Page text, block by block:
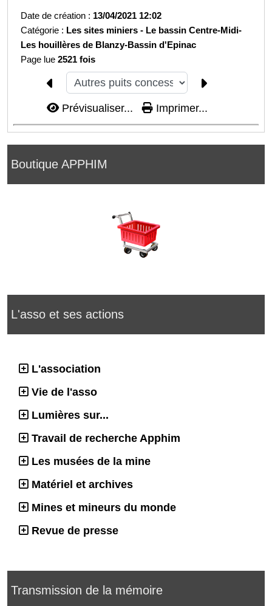
Boutique APPHIM
L'asso et ses actions
L'association
Vie de l'asso
Lumières sur...
Travail de recherche Apphim
Les musées de la mine
Matériel et archives
Mines et mineurs du monde
Revue de presse
Transmission de la mémoire
Date de création : 13/04/2021 12:02
Catégorie : Les sites miniers - Le bassin Centre-Midi-
Les houillères de Blanzy-Bassin d'Epinac
Page lue2521 fois
Prévisualiser... Imprimer...